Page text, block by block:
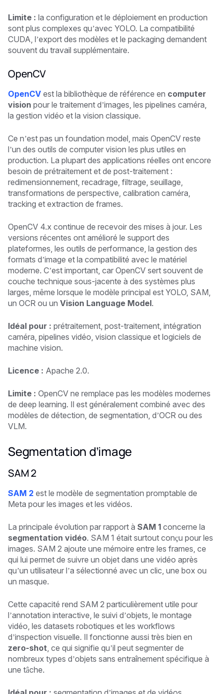
Limite : la configuration et le déploiement en production
sont plus complexes qu’avec YOLO. La compatibilité
CUDA, l’export des modèles et le packaging demandent
souvent du travail supplémentaire.
OpenCV
OpenCV est la bibliothèque de référence en computer
vision pour le traitement d’images, les pipelines caméra,
la gestion vidéo et la vision classique.
Ce n’est pas un foundation model, mais OpenCV reste
l’un des outils de computer vision les plus utiles en
production. La plupart des applications réelles ont encore
besoin de prétraitement et de post-traitement :
redimensionnement, recadrage, filtrage, seuillage,
transformations de perspective, calibration caméra,
tracking et extraction de frames.
OpenCV 4.x continue de recevoir des mises à jour. Les
versions récentes ont amélioré le support des
plateformes, les outils de performance, la gestion des
formats d’image et la compatibilité avec le matériel
moderne. C’est important, car OpenCV sert souvent de
couche technique sous-jacente à des systèmes plus
larges, même lorsque le modèle principal est YOLO, SAM,
un OCR ou un Vision Language Model.
Idéal pour : prétraitement, post-traitement, intégration
caméra, pipelines vidéo, vision classique et logiciels de
machine vision.
Licence : Apache 2.0.
Limite : OpenCV ne remplace pas les modèles modernes
de deep learning. Il est généralement combiné avec des
modèles de détection, de segmentation, d’OCR ou des
VLM.
Segmentation d’image
SAM 2
SAM 2 est le modèle de segmentation promptable de
Meta pour les images et les vidéos.
La principale évolution par rapport à SAM 1 concerne la
segmentation vidéo. SAM 1 était surtout conçu pour les
images. SAM 2 ajoute une mémoire entre les frames, ce
qui lui permet de suivre un objet dans une vidéo après
qu’un utilisateur l’a sélectionné avec un clic, une box ou
un masque.
Cette capacité rend SAM 2 particulièrement utile pour
l’annotation interactive, le suivi d’objets, le montage
vidéo, les datasets robotiques et les workflows
d’inspection visuelle. Il fonctionne aussi très bien en
zero-shot , ce qui signifie qu’il peut segmenter de
nombreux types d’objets sans entraînement spécifique à
une tâche.